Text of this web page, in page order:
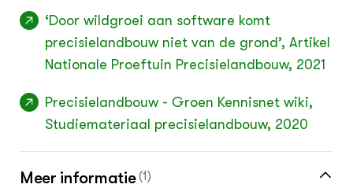
‘Door wildgroei aan software komt
precisielandbouw niet van de grond’, Artikel
Nationale Proeftuin Precisielandbouw, 2021
Precisielandbouw - Groen Kennisnet wiki,
Studiemateriaal precisielandbouw, 2020
Meer informatie (1)